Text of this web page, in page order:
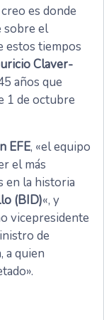
es donde
sobre el
estos tiempos
Claver-
años que
1 de octubre
EFE, «el equipo
el más
en la historia
(BID)«, y
vicepresidente
de
a quien